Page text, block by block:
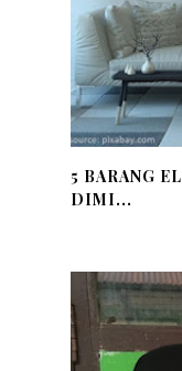
5 BARANG
DIMI...